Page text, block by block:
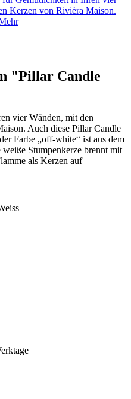
Kerzen von Rivièra Maison.
"Pillar Candle
vier Wänden, mit den
Auch diese Pillar Candle
Farbe „off-white“ ist aus dem
Stumpenkerze brennt mit
als Kerzen auf